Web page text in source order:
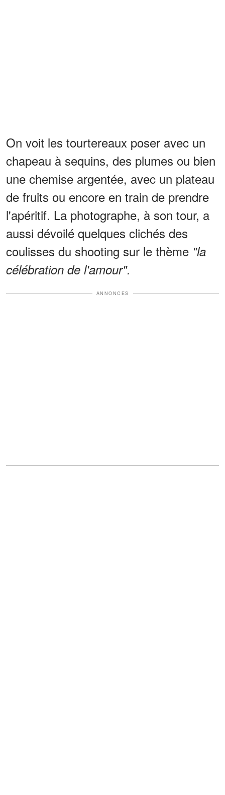
On voit les tourtereaux poser avec un
chapeau à sequins, des plumes ou bien
une chemise argentée, avec un plateau
de fruits ou encore en train de prendre
l'apéritif. La photographe, à son tour, a
aussi dévoilé quelques clichés des
coulisses du shooting sur le thème "la
célébration de l'amour".
ANNONCES